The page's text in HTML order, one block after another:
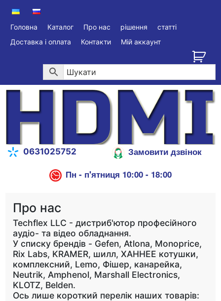
Головна Каталог Про нас рішення
статті
Доставка і оплата
Контакти Мій аккаунт
0631025752
Замовити дзвінок
Пн - п'ятниця 10:00 - 18:00
Про нас
Techflex LLC - дистриб'ютор професійного
аудіо- та відео обладнання.
У списку брендів - Gefen, Atlona, Monoprice,
Rix Labs, KRAMER, шилл, ХАННЕЕ котушки,
комплексний, Lemo, Фішер, канарейка,
Neutrik, Amphenol, Marshall Electronics,
KLOTZ, Belden.
Ось лише короткий перелік наших товарів: